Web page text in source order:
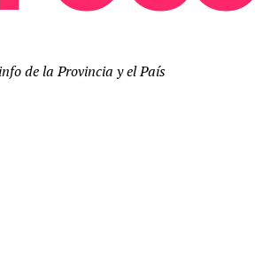
de la Provincia y el País